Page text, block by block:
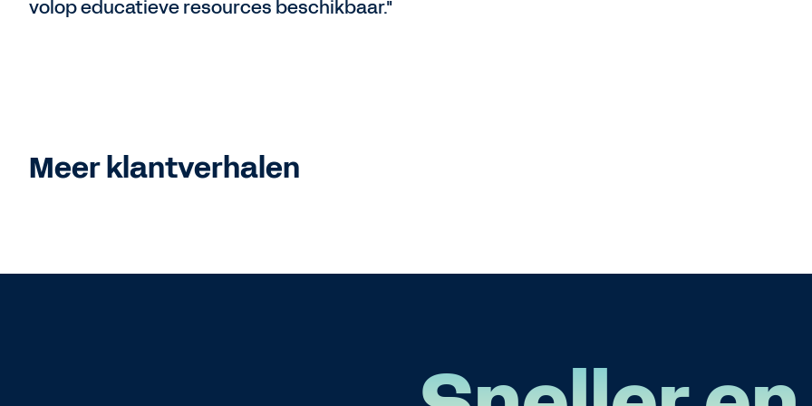
volop educatieve resources beschikbaar."
Meer klantverhalen